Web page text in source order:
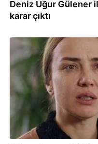
Deniz Uğur Gülener
karar çıktı
28.08.2025